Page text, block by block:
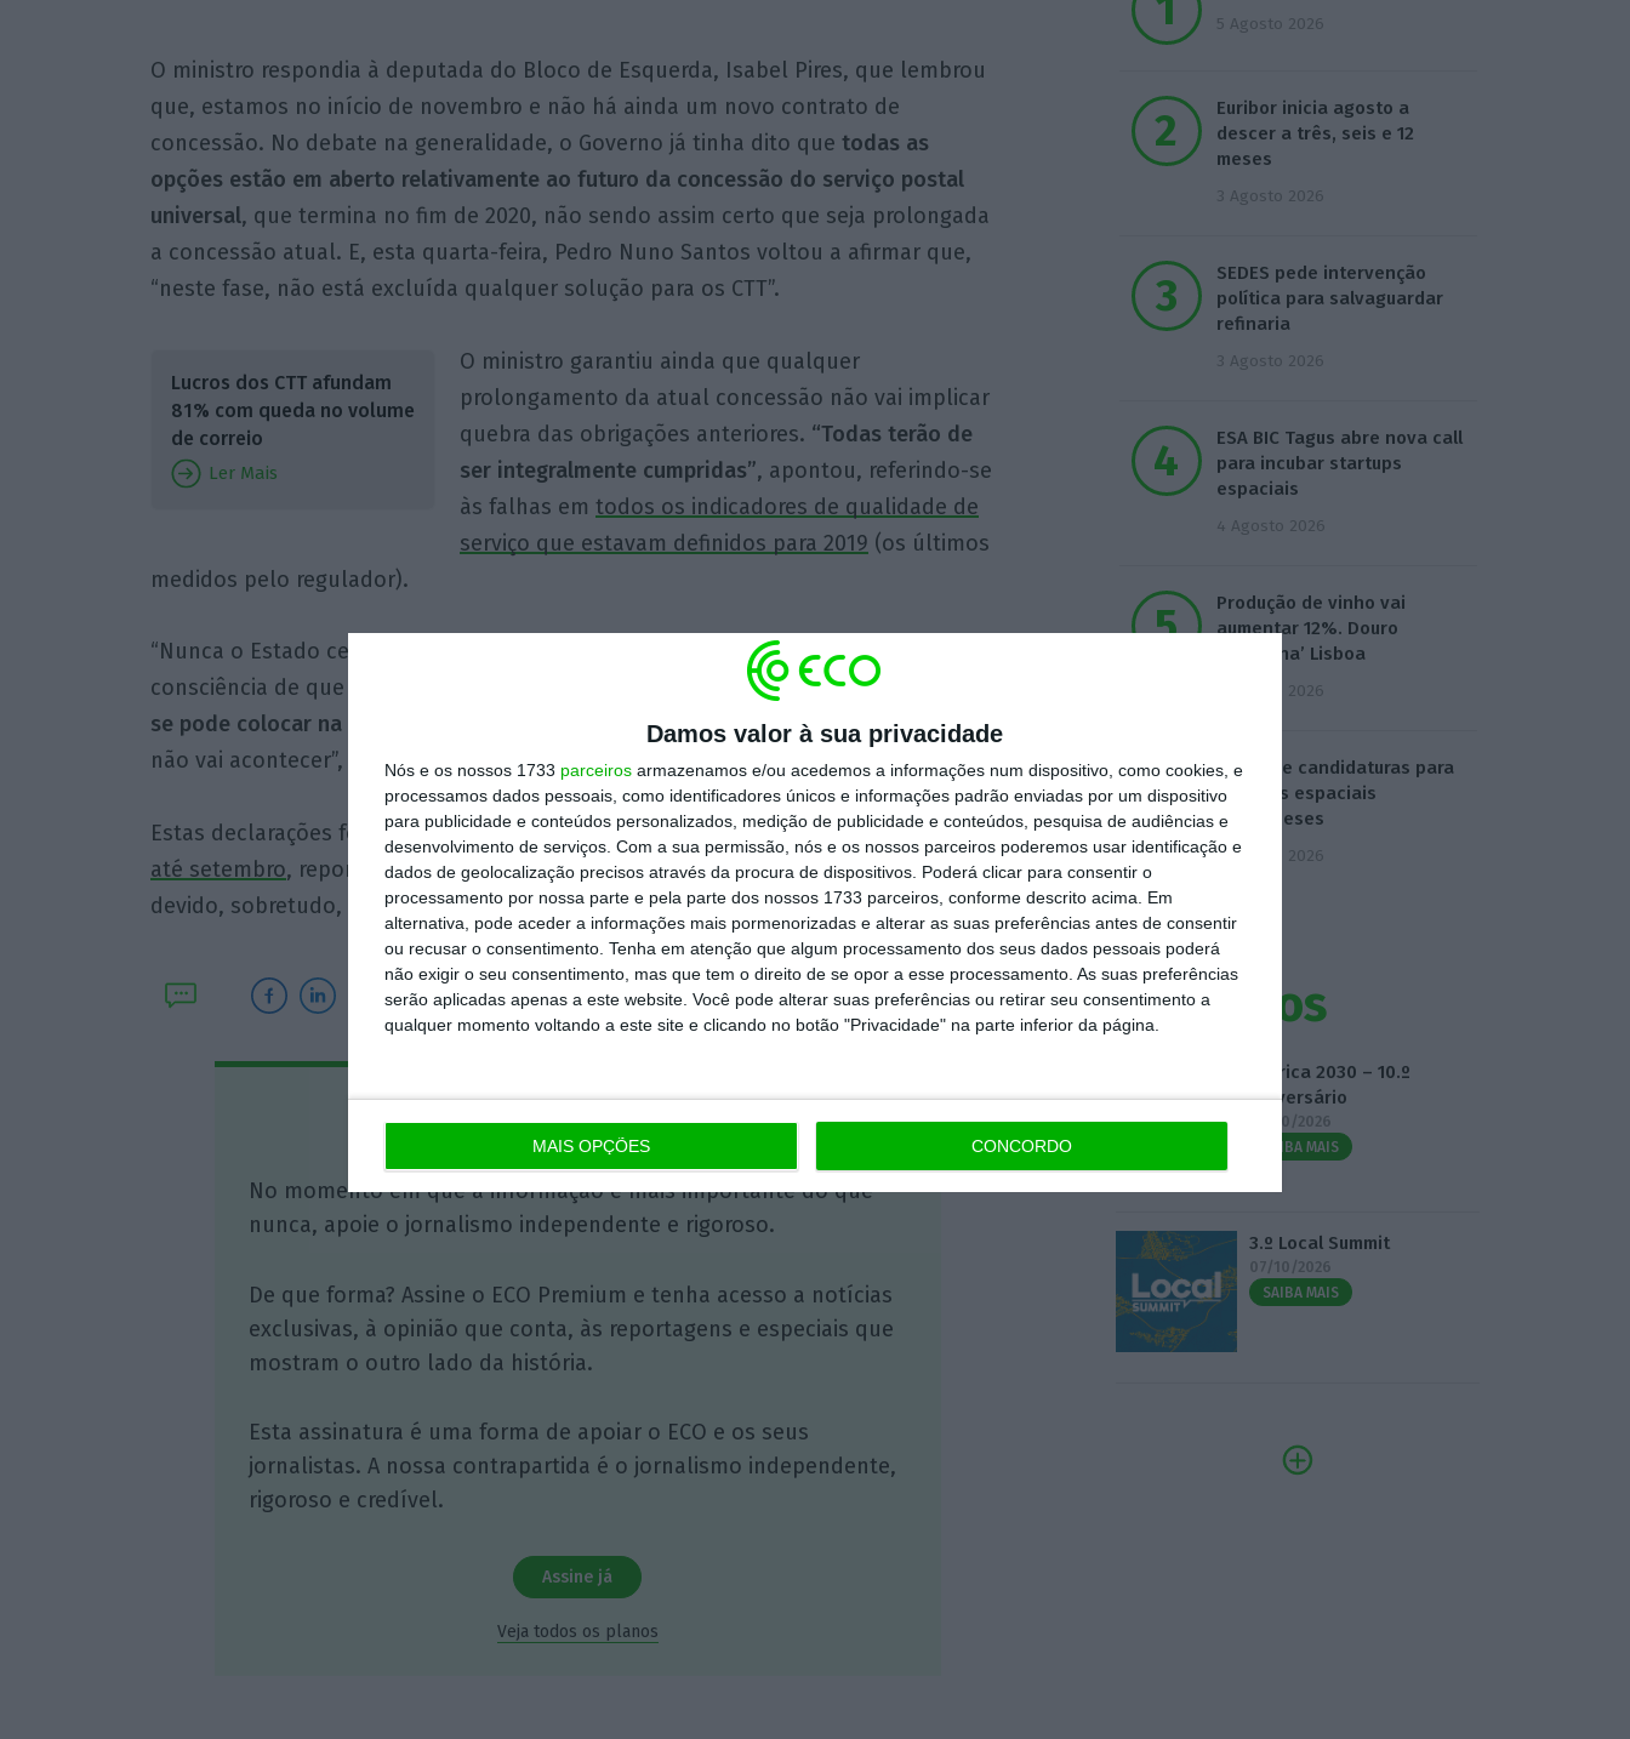
Damos valor à sua privacidade
Nós e os nossos 1733 parceiros armazenamos e/ou acedemos a informações num dispositivo, como cookies, e
processamos dados pessoais, como identificadores únicos e informações padrão enviadas por um dispositivo
para publicidade e conteúdos personalizados, medição de publicidade e conteúdos, pesquisa de audiências e
desenvolvimento de serviços. Com a sua permissão, nós e os nossos parceiros poderemos usar identificação e
dados de geolocalização precisos através da procura de dispositivos. Poderá clicar para consentir o
processamento por nossa parte e pela parte dos nossos 1733 parceiros, conforme descrito acima. Em
alternativa, pode aceder a informações mais pormenorizadas e alterar as suas preferências antes de consentir
ou recusar o consentimento. Tenha em atenção que algum processamento dos seus dados pessoais poderá
não exigir o seu consentimento, mas que tem o direito de se opor a esse processamento. As suas preferências
serão aplicadas apenas a este website. Você pode alterar suas preferências ou retirar seu consentimento a
qualquer momento voltando a este site e clicando no botão "Privacidade" na parte inferior da página.
MAIS OPÇÕES CONCORDO
O ministro respondia à deputada do Bloco de Esquerda, Isabel Pires, que lembrou
que, estamos no início de novembro e não há ainda um novo contrato de
concessão. No debate na generalidade, o Governo já tinha dito que todas as
opções estão em aberto relativamente ao futuro da concessão do serviço postal
universal, que termina no fim de 2020, não sendo assim certo que seja prolongada
a concessão atual. E, esta quarta-feira, Pedro Nuno Santos voltou a afirmar que,
“neste fase, não está excluída qualquer solução para os CTT”.
Lucros dos CTT afundam
81% com queda no volume
de correio
Ler Mais
O ministro garantiu ainda que qualquer
prolongamento da atual concessão não vai implicar
quebra das obrigações anteriores. “Todas terão de
ser integralmente cumpridas”, apontou, referindo-se
às falhas em todos os indicadores de qualidade de
serviço que estavam definidos para 2019 (os últimos
medidos pelo regulador).
“Nunca o Estado cederá a qualquer tipo de chantagem. Faremos a negociação com
consciência de que representamos o Estado e Portugal e
nenhuma empresa privada
se pode colocar na posição de fazer chantagem com o Estado.Isso é impensável e
não vai acontecer”, rematou.
Estas declarações foram ditas no dia em que osCTT apresentaram os resultados
até setembro, reportando umaquebra de 81% nos lucros para 4,3 milhões de euros,
devido, sobretudo, ao recuo de 17,1% no total de correio endereçado.
https://eco.sapo.pt/2020/11/04/qualidade-dos-servicos-dos-ctt-separa-governo-e-concessionario/ Copiar
Assine o ECO Premium
No momento em que a informação é mais importante do que
nunca, apoie o jornalismo independente e rigoroso.
De que forma? Assine o ECO Premium e tenha acesso a notícias
exclusivas, à opinião que conta, às reportagens e especiais que
mostram o outro lado da história.
Esta assinatura é uma forma de apoiar o ECO e os seus
jornalistas. A nossa contrapartida é o jornalismo independente,
rigoroso e credível.
Assine já
Veja todos os planos
5 Agosto 2026
Euribor inicia agosto a
descer a três, seis e 12
meses
3 Agosto 2026
SEDES pede intervenção
política para salvaguardar
refinaria
3 Agosto 2026
ESA BIC Tagus abre nova call
para incubar startups
espaciais
4 Agosto 2026
Produção de vinho vai
aumentar 12%. Douro
‘destrona’ Lisboa
5 Agosto 2026
ESA abre candidaturas para
projetos espaciais
portugueses
5 Agosto 2026
Eventos
Fábrica 2030 – 10.º
Aniversário
14/10/2026
SAIBA MAIS
3.º Local Summit
07/10/2026
SAIBA MAIS